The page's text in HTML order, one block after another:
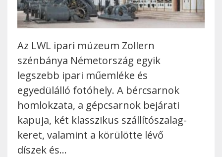
Az LWL ipari múzeum Zollern
szénbánya Németország egyik
legszebb ipari műemléke és
egyedülálló fotóhely. A bércsarnok
homlokzata, a gépcsarnok bejárati
kapuja, két klasszikus szállítószalag-
keret, valamint a körülötte lévő
díszek és…